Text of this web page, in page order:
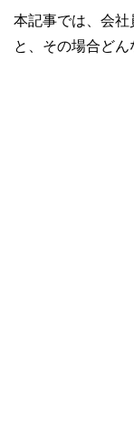
本記事では、会
と、その場合どん